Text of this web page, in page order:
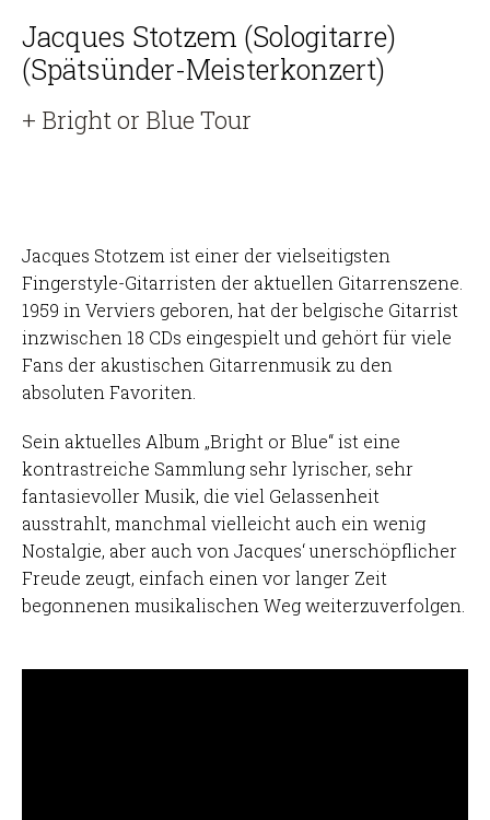
Jacques Stotzem (Sologitarre)
(Spätsünder-Meisterkonzert)
+ Bright or Blue Tour
Jacques Stotzem ist einer der vielseitigsten
Fingerstyle-Gitarristen der aktuellen Gitarrenszene.
1959 in Verviers geboren, hat der belgische Gitarrist
inzwischen 18 CDs eingespielt und gehört für viele
Fans der akustischen Gitarrenmusik zu den
absoluten Favoriten.
Sein aktuelles Album „Bright or Blue“ ist eine
kontrastreiche Sammlung sehr lyrischer, sehr
fantasievoller Musik, die viel Gelassenheit
ausstrahlt, manchmal vielleicht auch ein wenig
Nostalgie, aber auch von Jacques‘ unerschöpflicher
Freude zeugt, einfach einen vor langer Zeit
begonnenen musikalischen Weg weiterzuverfolgen.